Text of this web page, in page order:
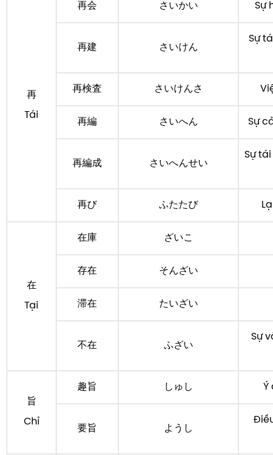
再
Tái
再会 さいかい Sự
再建 さいけん
Sự
再検査 さいけんさ
再編 さいへん Sự
再編成 さいへんせい
Sự
再び ふたたび
在
Tại
在庫 ざいこ
存在 そんざい
滞在 たいざい
不在 ふざい
Sự
旨
Chỉ
趣旨 しゅし Ý
要旨 ようし